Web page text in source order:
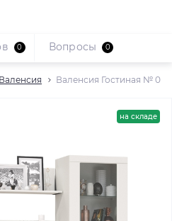
Валенсия Гостиная №
0 Вопросы 0
на складе